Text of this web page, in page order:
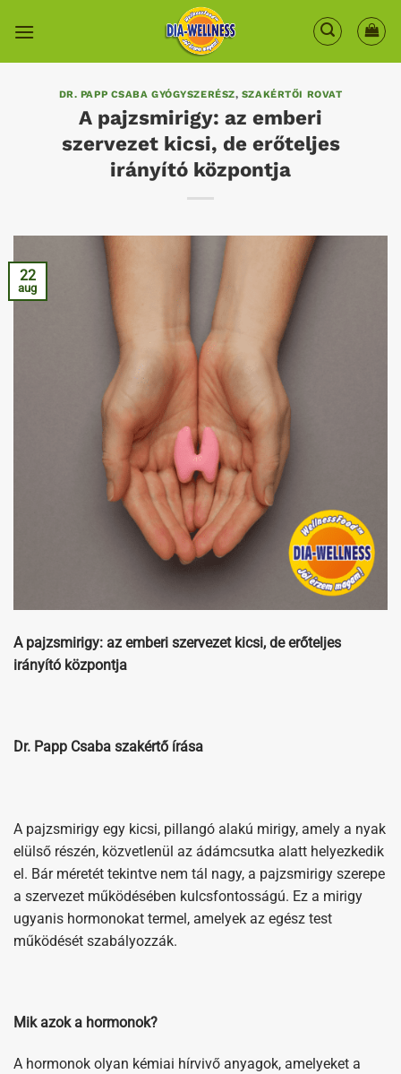
DR. PAPP CSABA GYÓGYSZERÉSZ, SZAKÉRTŐI ROVAT
A pajzsmirigy: az emberi
szervezet kicsi, de erőteljes
irányító központja
22
aug
A pajzsmirigy: az emberi szervezet kicsi, de erőteljes
irányító központja
Dr. Papp Csaba szakértő írása
A pajzsmirigy egy kicsi, pillangó alakú mirigy, amely a nyak
elülső részén, közvetlenül az ádámcsutka alatt helyezkedik
el. Bár méretét tekintve nem tál nagy, a pajzsmirigy szerepe
a szervezet működésében kulcsfontosságú. Ez a mirigy
ugyanis hormonokat termel, amelyek az egész test
működését szabályozzák.
Mik azok a hormonok?
A hormonok olyan kémiai hírvivő anyagok, amelyeket a